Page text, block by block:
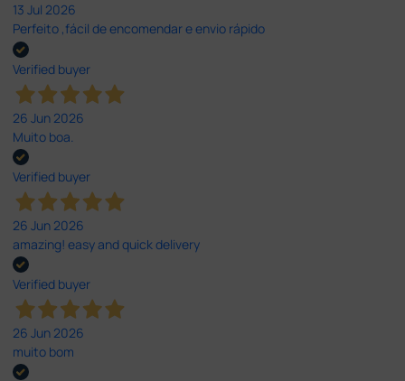
13 Jul 2026
Perfeito ,fácil de encomendar e envio rápido
Verified buyer
26 Jun 2026
Muito boa.
Verified buyer
26 Jun 2026
amazing! easy and quick delivery
Verified buyer
26 Jun 2026
muito bom